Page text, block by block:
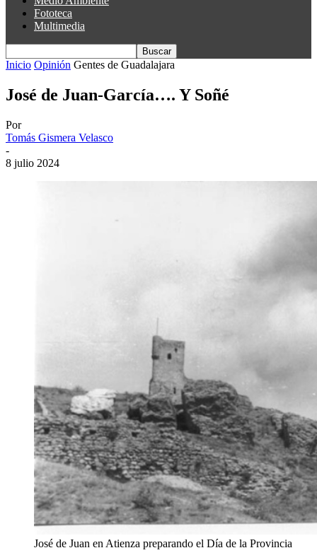
Fototeca
Multimedia
Inicio Opinión Gentes de Guadalajara
José de Juan-García…. Y Soñé
Por
Tomás Gismera Velasco
-
8 julio 2024
José de Juan en Atienza preparando el Día de la Provincia